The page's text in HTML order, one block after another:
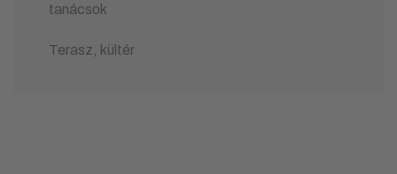
tanácsok
Terasz, kültér